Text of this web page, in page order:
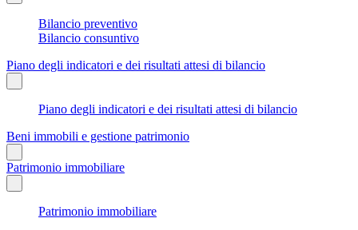
Bilancio preventivo
Bilancio consuntivo
Piano degli indicatori e dei risultati attesi di bilancio
Piano degli indicatori e dei risultati attesi di bilancio
Beni immobili e gestione patrimonio
Patrimonio immobiliare
Patrimonio immobiliare